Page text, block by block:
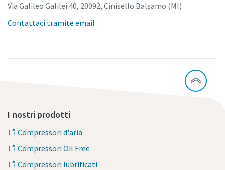
Via Galileo Galilei 40, 20092, Cinisello Balsamo (MI)
Contattaci tramite email
I nostri prodotti
Compressori d'aria
Compressori Oil Free
Compressori lubrificati